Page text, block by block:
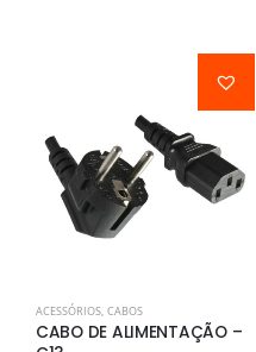
ACESSÓRIOS, CABOS
CABO DE ALIMENTAÇÃO –